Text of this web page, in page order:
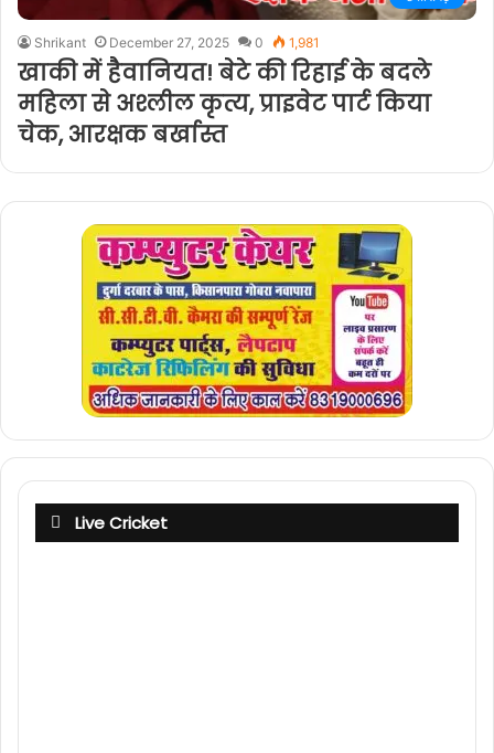
Shrikant December 27, 2025 0 1,981
खाकी में हैवानियत! बेटे की रिहाई के बदले
महिला से अश्लील कृत्य, प्राइवेट पार्ट किया
चेक, आरक्षक बर्खास्त
Live Cricket